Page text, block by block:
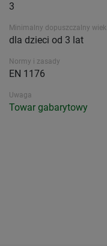
3
Minimalny dopuszczalny wiek
dla dzieci od 3 lat
Normy i zasady
EN 1176
Uwaga
Towar gabarytowy